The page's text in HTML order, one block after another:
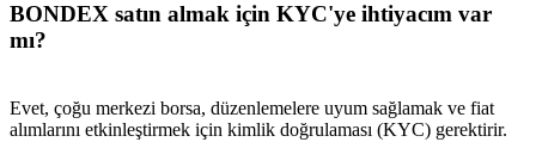
BONDEX satın almak için KYC'ye ihtiyacım var
mı?
Evet, çoğu merkezi borsa, düzenlemelere uyum sağlamak ve fiat
alımlarını etkinleştirmek için kimlik doğrulaması (KYC) gerektirir.